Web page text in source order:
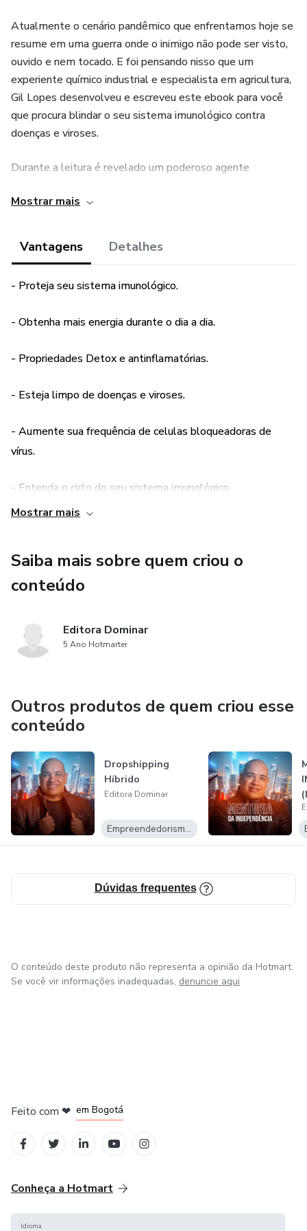
Atualmente o cenário pandêmico que enfrentamos hoje se
resume em uma guerra onde o inimigo não pode ser visto,
ouvido e nem tocado. E foi pensando nisso que um
experiente químico industrial e especialista em agricultura,
Gil Lopes desenvolveu e escreveu este ebook para você
que procura blindar o seu sistema imunológico contra
doenças e viroses.
Durante a leitura é revelado um poderoso agente
aderir essa rápida, curta e eficiente receita.
energia e segurança. Adquira agora sua proteção.
Este produto não substitui o parecer profissional. Sempre
relativos à saúde.
Mostrar mais
Vantagens Detalhes
- Proteja seu sistema imunológico.
- Obtenha mais energia durante o dia a dia.
- Propriedades Detox e antinflamatórias.
- Esteja limpo de doenças e viroses.
- Aumente sua frequência de celulas bloqueadoras de
vírus.
- Entenda o ciclo do seu sistema imunológico.
Mostrar mais
Saiba mais sobre quem criou o
conteúdo
Editora Dominar
5 Ano Hotmarter
Outros produtos de quem criou esse
conteúdo
Dropshipping
Híbrido
Editora Dominar
Empreendedorismo Digital
Dúvidas frequentes
O conteúdo deste produto não representa a opinião da Hotmart.
Se você vir informações inadequadas, denuncie aqui
Feito com ❤ em Bogotá
Conheça a Hotmart
Idioma